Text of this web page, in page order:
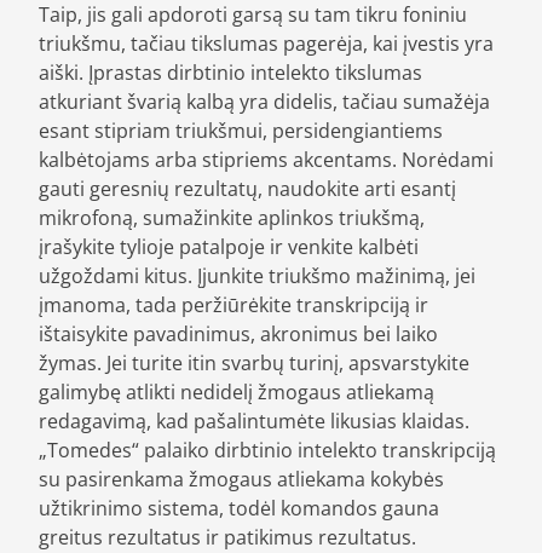
Taip, jis gali apdoroti garsą su tam tikru foniniu
triukšmu, tačiau tikslumas pagerėja, kai įvestis yra
aiški. Įprastas dirbtinio intelekto tikslumas
atkuriant švarią kalbą yra didelis, tačiau sumažėja
esant stipriam triukšmui, persidengiantiems
kalbėtojams arba stipriems akcentams. Norėdami
gauti geresnių rezultatų, naudokite arti esantį
mikrofoną, sumažinkite aplinkos triukšmą,
įrašykite tylioje patalpoje ir venkite kalbėti
užgoždami kitus. Įjunkite triukšmo mažinimą, jei
įmanoma, tada peržiūrėkite transkripciją ir
ištaisykite pavadinimus, akronimus bei laiko
žymas. Jei turite itin svarbų turinį, apsvarstykite
galimybę atlikti nedidelį žmogaus atliekamą
redagavimą, kad pašalintumėte likusias klaidas.
„Tomedes“ palaiko dirbtinio intelekto transkripciją
su pasirenkama žmogaus atliekama kokybės
užtikrinimo sistema, todėl komandos gauna
greitus rezultatus ir patikimus rezultatus.